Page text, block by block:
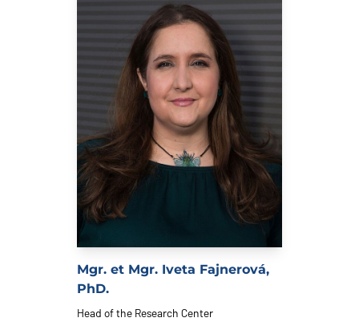
Mgr. et Mgr. Iveta Fajnerová,
PhD.
Head of the Research Center